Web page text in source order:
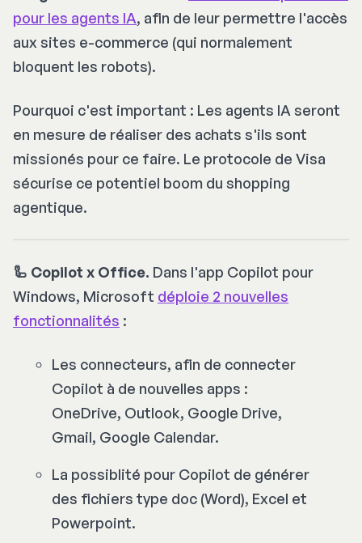
pour les agents IA, afin de leur permettre l'accès
aux sites e-commerce (qui normalement
bloquent les robots).
Pourquoi c'est important : Les agents IA seront
en mesure de réaliser des achats s'ils sont
missionés pour ce faire. Le protocole de Visa
sécurise ce potentiel boom du shopping
agentique.
🦾 Copilot x Office. Dans l'app Copilot pour
Windows, Microsoft déploie 2 nouvelles
fonctionnalités :
Les connecteurs, afin de connecter
Copilot à de nouvelles apps :
OneDrive, Outlook, Google Drive,
Gmail, Google Calendar.
La possiblité pour Copilot de générer
des fichiers type doc (Word), Excel et
Powerpoint.